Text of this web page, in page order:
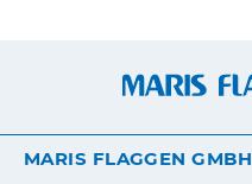
MARIS FLAGGEN GMBH